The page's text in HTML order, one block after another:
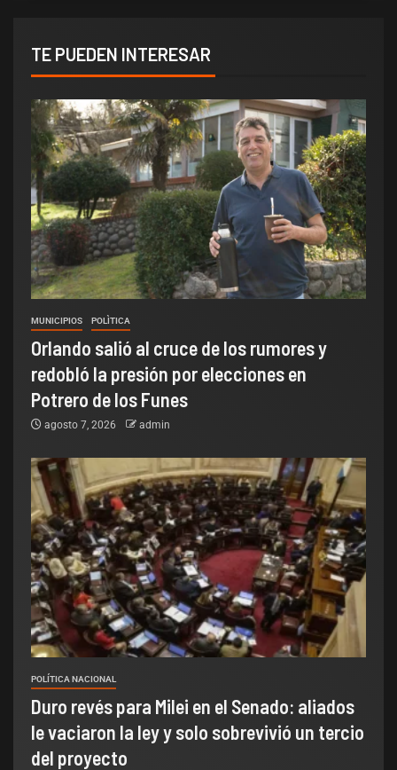
TE PUEDEN INTERESAR
MUNICIPIOS POLÌTICA
Orlando salió al cruce de los rumores y
redobló la presión por elecciones en
Potrero de los Funes
agosto 7, 2026 admin
POLÍTICA NACIONAL
Duro revés para Milei en el Senado: aliados
le vaciaron la ley y solo sobrevivió un tercio
del proyecto